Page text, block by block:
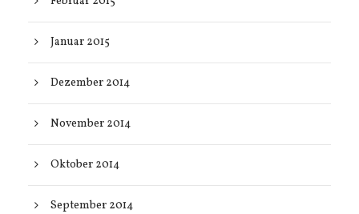
Januar 2015
Dezember 2014
November 2014
Oktober 2014
September 2014